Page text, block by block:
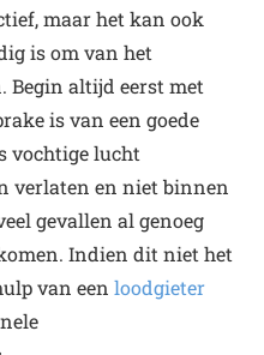
maar het kan ook
is om van het
Begin altijd eerst met
is van een goede
vochtige lucht
verlaten en niet binnen
gevallen al genoeg
Indien dit niet het
van een loodgieter